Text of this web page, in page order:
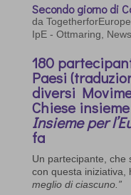
Secondo giorno di
da TogetherforEurope
IpE - Ottmaring
News
180
Paesi
diversi
Chiese
Insieme per
fa
Un partecipante, che
con questa iniziativa,
meglio di ciascuno.”